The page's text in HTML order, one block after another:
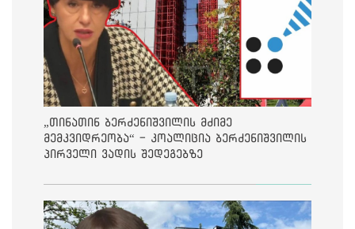
„თინათინ ბერძენიშვილის მძიმე
მემკვიდრეობა“ - კოალიცია ბერძენიშვილის
პირველი ვადის შედეგებზე